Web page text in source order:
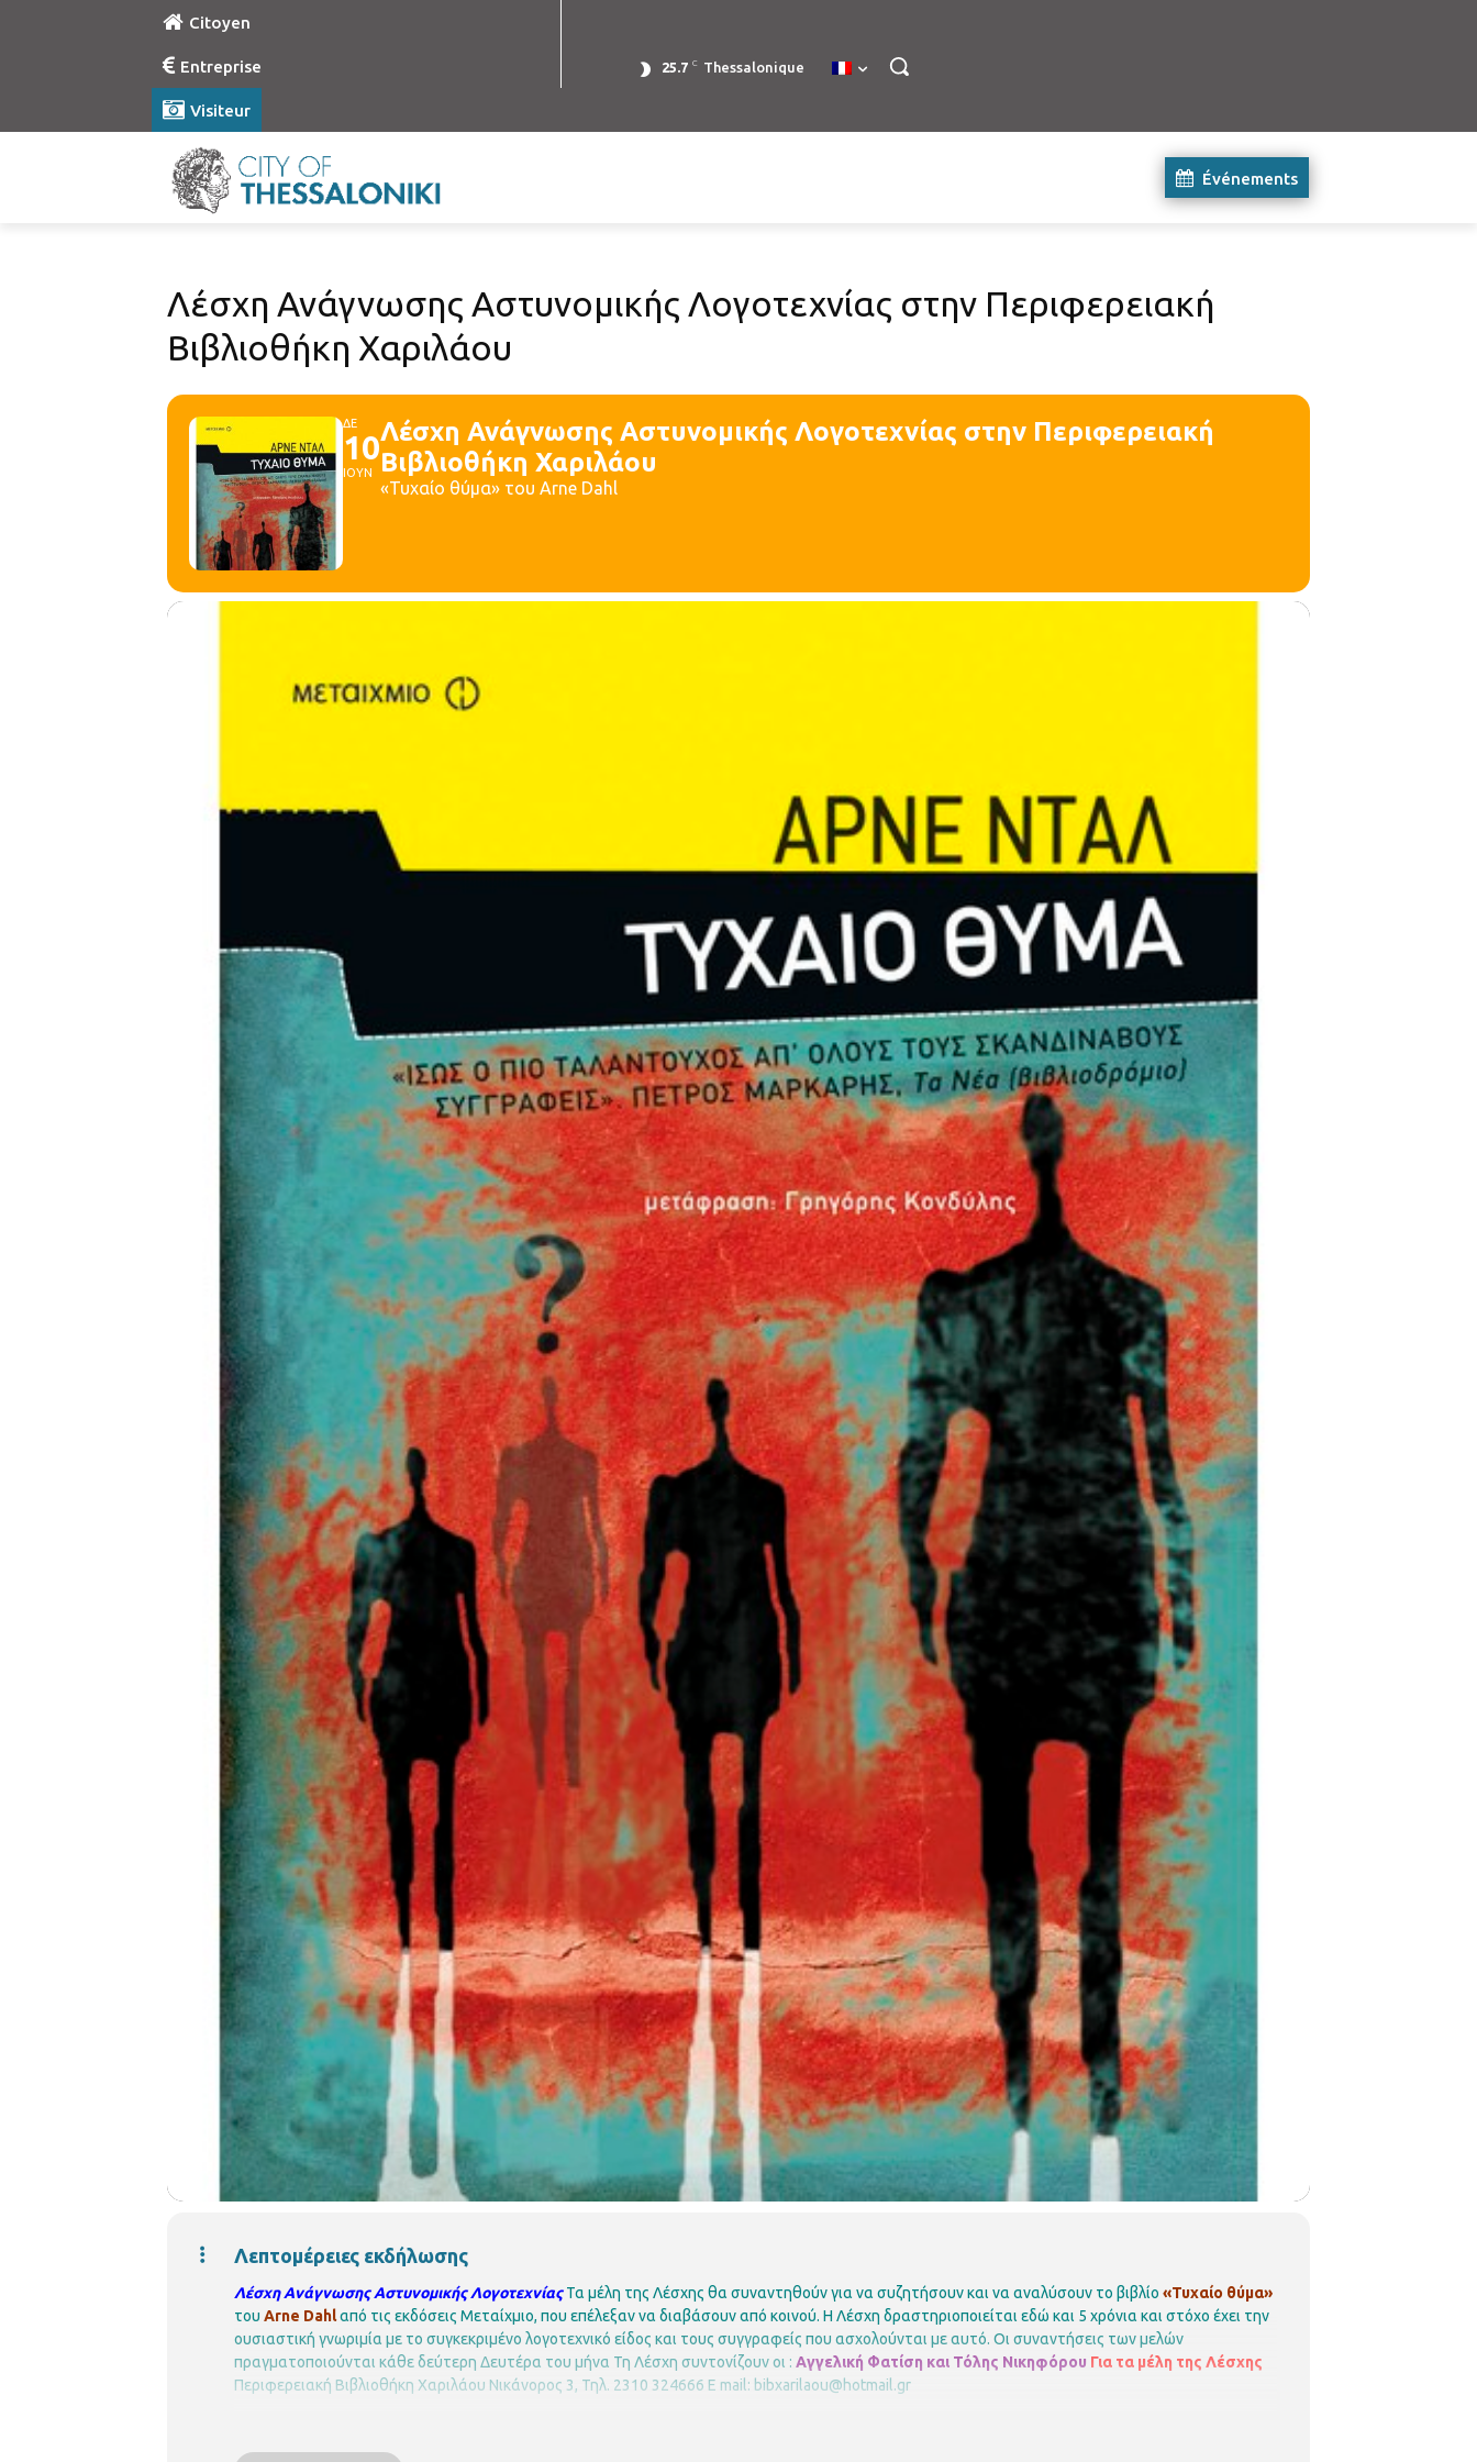
Citoyen
Entreprise
Visiteur
25.7 C Thessalonique
Événements
Λέσχη Ανάγνωσης Αστυνομικής Λογοτεχνίας στην Περιφερειακή
Βιβλιοθήκη Χαριλάου
ΔΕ
10
ΙΟΥΝ
Λέσχη Ανάγνωσης Αστυνομικής Λογοτεχνίας στην Περιφερειακή
Βιβλιοθήκη Χαριλάου
«Τυχαίο θύμα» του Arne Dahl
Λεπτομέρειες εκδήλωσης
Λέσχη Ανάγνωσης Αστυνομικής Λογοτεχνίας Τα μέλη της Λέσχης θα συναντηθούν για να συζητήσουν και να αναλύσουν το βιβλίο «Τυχαίο θύμα»
του Arne Dahlαπό τις εκδόσεις Μεταίχμιο, που επέλεξαν να διαβάσουν από κοινού. Η Λέσχη δραστηριοποιείται εδώ και 5 χρόνια και στόχο έχει την
ουσιαστική γνωριμία με το συγκεκριμένο λογοτεχνικό είδος και τους συγγραφείς που ασχολούνται με αυτό. Οι συναντήσεις των μελών
πραγματοποιούνται κάθε δεύτερη Δευτέρα του μήνα Τη Λέσχη συντονίζουν οι : Αγγελική Φατίση και Τόλης Νικηφόρου Για τα μέλη της Λέσχης
Περιφερειακή Βιβλιοθήκη Χαριλάου Νικάνορος 3, Τηλ. 2310 324666 E mail: bibxarilaou@hotmail.gr